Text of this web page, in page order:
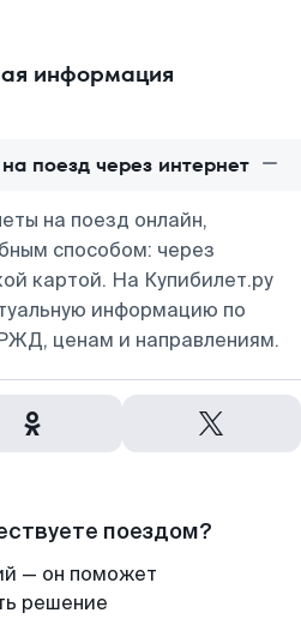
информация
поезд через интернет
на поезд онлайн,
способом: через
картой. На Купибилет.ру
информацию по
ценам и направлениям.
поездом?
— он поможет
решение